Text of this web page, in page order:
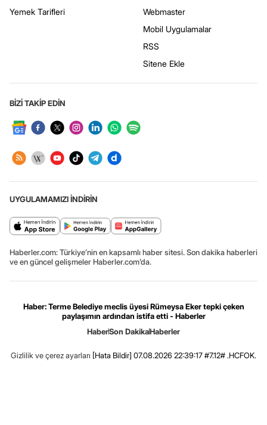
Yemek Tarifleri
Webmaster
Mobil Uygulamalar
RSS
Sitene Ekle
BİZİ TAKİP EDİN
UYGULAMAMIZI İNDİRİN
Haberler.com: Türkiye’nin en kapsamlı haber sitesi. Son dakika haberleri
ve en güncel gelişmeler Haberler.com’da.
Haber: Terme Belediye meclis üyesi Rümeysa Eker tepki çeken
paylaşımın ardından istifa etti - Haberler
HaberSon DakikaHaberler
Gizlilik ve çerez ayarları [Hata Bildir] 07.08.2026 22:39:17 #7.12# .HCFOK.